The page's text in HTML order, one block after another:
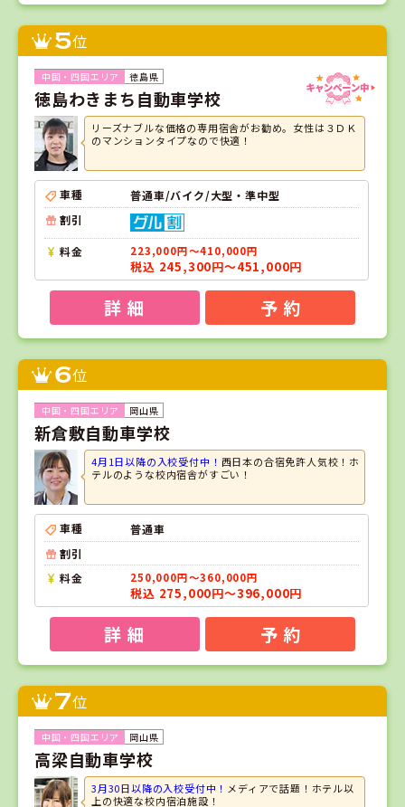
5位
徳島県
徳島わきまち自動車学校
リーズナブルな価格の専用宿舎がお勧め。女性は３ＤＫ
のマンションタイプなので快適！
車種
普通車/バイク/大型・準中型
割引
料金 223,000円～410,000円
税込 245,300円～451,000円
詳 細 予 約
6位
岡山県
新倉敷自動車学校
4月1日以降の入校受付中！ 西日本の合宿免許人気校！ホ
テルのような校内宿舎がすごい！
車種
普通車
割引
料金
250,000円～360,000円
税込 275,000円～396,000円
詳 細 予 約
7位
岡山県
高梁自動車学校
3月30日以降の入校受付中！ メディアで話題！ホテル以
上の快適な校内宿泊施設！